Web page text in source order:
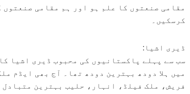
مقامی صنعتوں کا علم ہو اور ہم مقامی
کرسکیں۔
ڈیری اشیا:
سب سے پہلے پاکستانیوں کی محبوب ڈیری اشیا
میں ہلا دودھ بہترین دودھ تھا۔ آج بھی ایڈم
فریش، ملک فیلڈ، انہار، حلیب بہترین